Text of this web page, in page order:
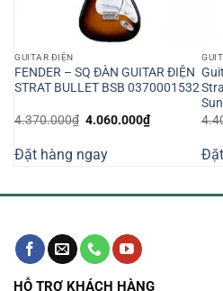
GUITAR ĐIỆN
FENDER – SQ ĐÀN GUITAR ĐIỆN
STRAT BULLET BSB 0370001532
4.370.000₫ Giá
4.370.000₫.
4.060.000₫Giá
hiện
4.060.000₫.
Đặt hàng ngay
HỖ TRỢ KHÁCH HÀNG